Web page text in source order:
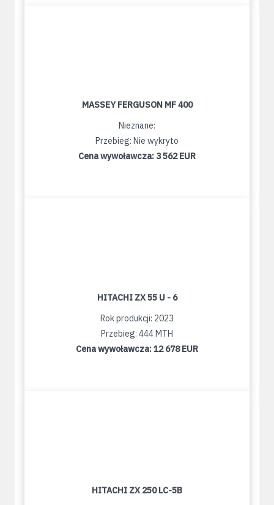
MASSEY FERGUSON MF 400
Nieznane:
Przebieg: Nie wykryto
Cena wywoławcza: 3 562 EUR
HITACHI ZX 55 U - 6
Rok produkcji: 2023
Przebieg: 444 MTH
Cena wywoławcza:12 678 EUR
HITACHI ZX 250 LC-5B